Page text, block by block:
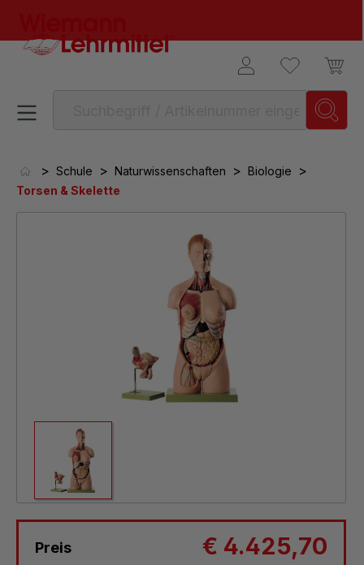
> Schule > Naturwissenschaften > Biologie >
Torsen & Skelette
Preis € 4.425,70